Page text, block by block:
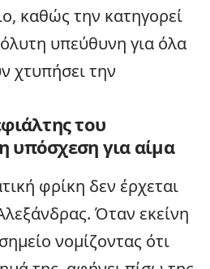
καθώς την κατηγορεί
υπεύθυνη για όλα
χτυπήσει την
του
υπόσχεση για αίμα
φρίκη δεν έρχεται
Όταν εκείνη
νομίζοντας ότι